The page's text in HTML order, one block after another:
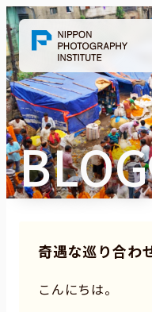
BLOG
奇遇な巡り合わ
こんにちは。